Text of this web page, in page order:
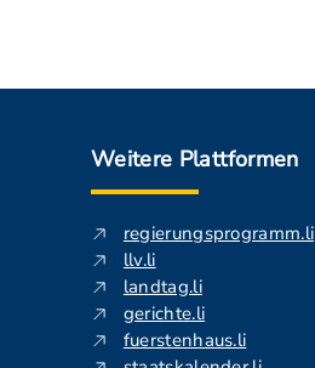
Weitere Plattformen
regierungsprogramm.li
llv.li
landtag.li
gerichte.li
fuerstenhaus.li